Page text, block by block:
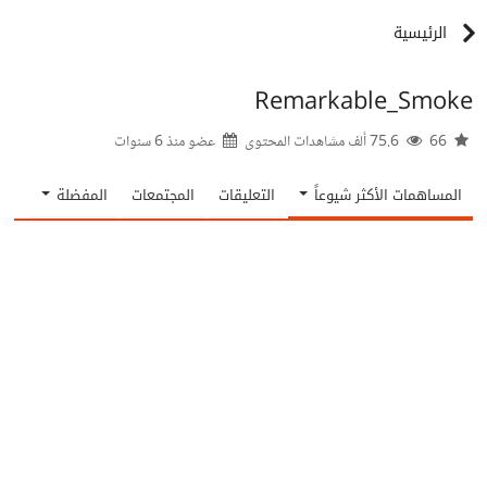
الرئيسية
Remarkable_Smoke
عضو منذ6 سنوات
المساهمات الأكثر شيوعاً التعليقات المجتمعات المفضلة